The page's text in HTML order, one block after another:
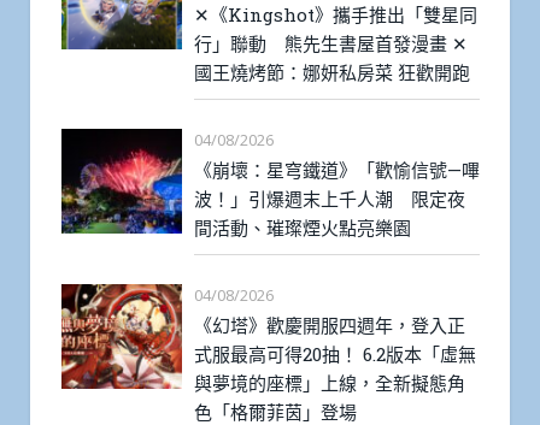
✕《Kingshot》攜手推出「雙星同
行」聯動 熊先生書屋首發漫畫 ✕
國王燒烤節：娜妍私房菜 狂歡開跑
04/08/2026
《崩壞：星穹鐵道》「歡愉信號—嗶
波！」引爆週末上千人潮 限定夜
間活動、璀璨煙火點亮樂園
04/08/2026
《幻塔》歡慶開服四週年，登入正
式服最高可得20抽！ 6.2版本「虛無
與夢境的座標」上線，全新擬態角
色「格爾菲茵」登場